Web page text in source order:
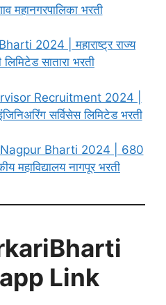
महानगरपालिका भरती
2024 | महाराष्ट्र राज्य
सातारा भरती
Recruitment 2024 |
सर्विसेस लिमिटेड भरती
Bharti 2024 | 680
महाविद्यालय नागपूर भरती
Link